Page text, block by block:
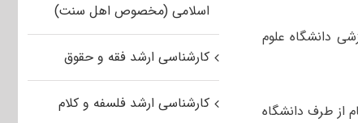
دانشگاه علوم
از طرف دانشگاه
اسلامی (مخصوص اهل سنت)
کارشناسی ارشد فقه و حقوق
کارشناسی ارشد فلسفه و کلام